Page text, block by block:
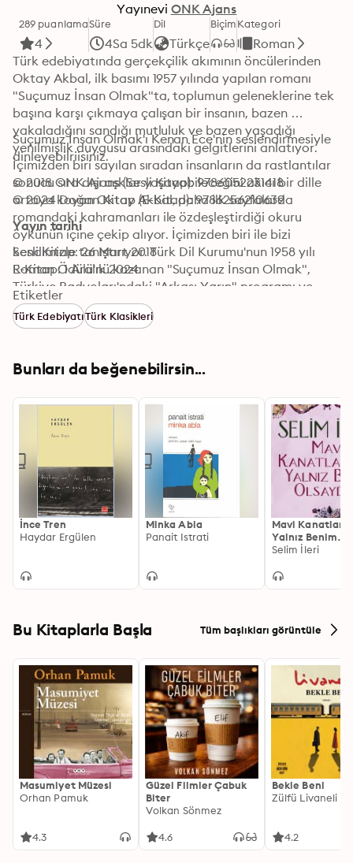
Yayınevi ONK Ajans
289 puanlama
4
Süre
4Sa 5dk
Dil
Türkçe
BiçimKategori
Roman
Türk edebiyatında gerçekçilik akımının öncülerinden
Oktay Akbal, ilk basımı 1957 yılında yapılan romanı
"Suçumuz İnsan Olmak"ta, toplumun geleneklerine tek
başına karşı çıkmaya çalışan bir insanın, bazen
yakaladığını sandığı mutluluk ve bazen yaşadığı
yenilmişlik duygusu arasındaki gelgitlerini anlatıyor.
İçimizden biri sayılan sıradan insanların da rastlantılar
sonucu sıra dışı aşklar yaşayabileceğini akıcı bir dille
ortaya koyan Oktay Akbal, daha ilk sayfalarda
romandaki kahramanları ile özdeşleştirdiği okuru
öykünün içine çekip alıyor. İçimizden biri ile bizi
kendimizle tanıştırıyor. Türk Dil Kurumu'nun 1958 yılı
Roman Ödülü'nü kazanan "Suçumuz İnsan Olmak",
Türkiye Radyoları'ndaki "Arkası Yarın" programı ve
daha sonra çekilen sinema filmi ile ünlendi.
Suçumuz İnsan Olmak'ı Kenan Ece'nin seslendirmesiyle
dinleyebilriisiniz.
© 2018 ONK Ajans (Sesli Kitap): 9786052231418
© 2024 Doğan Kitap (E-Kitap): 9786256210639
Yayın tarihi
Sesli Kitap: 26 Mart 2018
E-Kitap: 1 Aralık 2024
Etiketler
Türk EdebiyatıTürk Klasikleri
Bunları da beğenebilirsin...
İnce Tren
Haydar Ergülen
Minka Abla
Panait Istrati
Mavi
Yalnız Benim
Olsaydın
Selim İleri
Bu Kitaplarla Başla Tüm başlıkları görüntüle
Masumiyet Müzesi
Orhan Pamuk
4.3
Güzel Filmler Çabuk
Biter
Volkan Sönmez
4.6
Bekle Beni
Zülfü Livaneli
4.2